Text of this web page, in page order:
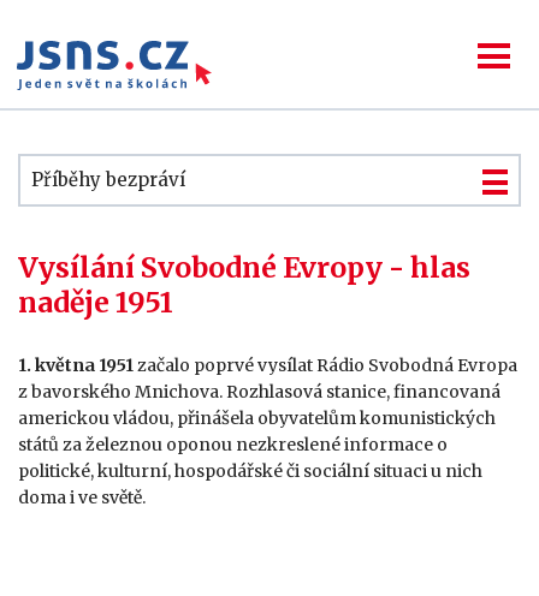
Příběhy bezpráví
Vysílání Svobodné Evropy - hlas
naděje 1951
1. května 1951začalo poprvé vysílat Rádio Svobodná Evropa
z bavorského Mnichova. Rozhlasová stanice, financovaná
americkou vládou, přinášela obyvatelům komunistických
států za železnou oponou nezkreslené informace o
politické, kulturní, hospodářské či sociální situaci u nich
doma i ve světě.